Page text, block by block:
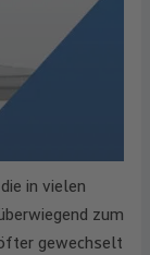
in vielen
zum
gewechselt